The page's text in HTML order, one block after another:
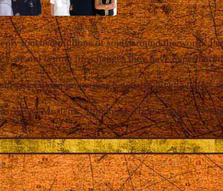
touched millions of souls around the world.
and lasting life changes they have
several denominations have also given witness
Jews, Moslems, Buddhists, Hindus and more